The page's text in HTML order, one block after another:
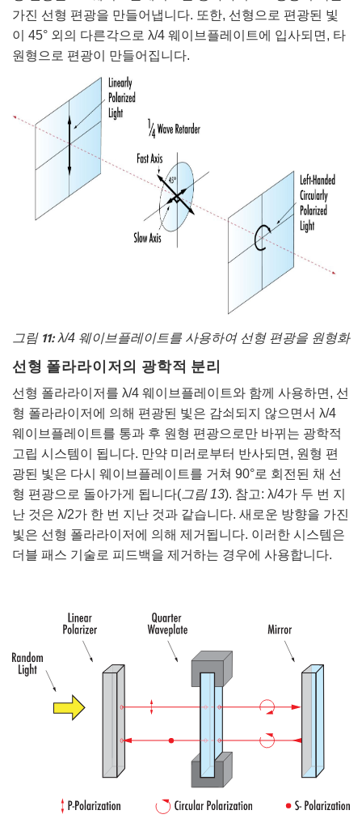
가진 선형 편광을 만들어냅니다. 또한, 선형으로 편광된 빛
이 45° 외의 다른각으로 λ/4 웨이브플레이트에 입사되면, 타
원형으로 편광이 만들어집니다.
그림 11: λ/4 웨이브플레이트를 사용하여 선형 편광을 원형화
선형 폴라라이저의 광학적 분리
선형 폴라라이저를 λ/4 웨이브플레이트와 함께 사용하면, 선
형 폴라라이저에 의해 편광된 빛은 감쇠되지 않으면서 λ/4
웨이브플레이트를 통과 후 원형 편광으로만 바뀌는 광학적
고립 시스템이 됩니다. 만약 미러로부터 반사되면, 원형 편
광된 빛은 다시 웨이브플레이트를 거쳐 90°로 회전된 채 선
형 편광으로 돌아가게 됩니다( 그림 13). 참고: λ/4가 두 번 지
난 것은 λ/2가 한 번 지난 것과 같습니다. 새로운 방향을 가진
빛은 선형 폴라라이저에 의해 제거됩니다. 이러한 시스템은
더블 패스 기술로 피드백을 제거하는 경우에 사용합니다.